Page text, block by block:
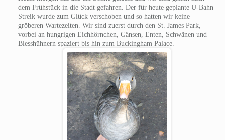
dem Frühstück in die Stadt gefahren. Der für heute geplante U-Bahn
Streik wurde zum Glück verschoben und so hatten wir keine
gröberen Wartezeiten. Wir sind zuerst durch den St. James Park,
vorbei an hungrigen Eichhörnchen, Gänsen, Enten, Schwänen und
Blesshühnern spaziert bis hin zum Buckingham Palace.